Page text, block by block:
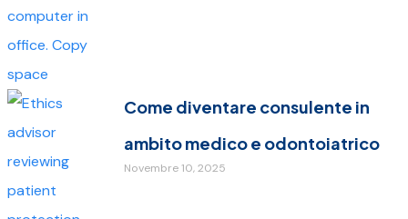
Come diventare consulente in
ambito medico e odontoiatrico
Novembre 10, 2025